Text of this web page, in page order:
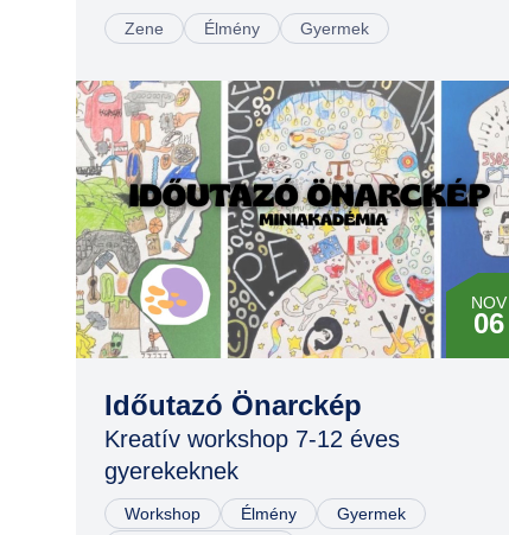
NOV
02
NOV
03
MÁR
29
MÁR
29
Zene Élmény Gyermek
NOV
06
Időutazó Önarckép
Kreatív workshop 7-12 éves
gyerekeknek
Workshop Élmény
Gyermek